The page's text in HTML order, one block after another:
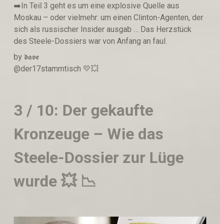
➡️In Teil 3 geht es um eine explosive Quelle aus
Moskau – oder vielmehr: um einen Clinton-Agenten, der
sich als russischer Insider ausgab … Das Herzstück
des Steele-Dossiers war von Anfang an faul.
by 𝖉𝖆𝖛𝖊
@der17stammtisch 💛💥
3 / 10: Der gekaufte
Kronzeuge – Wie das
Steele-Dossier zur Lüge
wurde 💥 📉